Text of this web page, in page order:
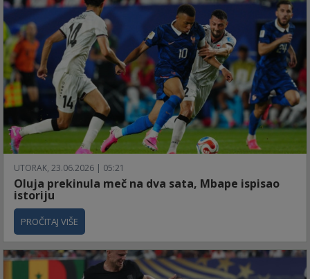
UTORAK, 23.06.2026 | 05:21
Oluja prekinula meč na dva sata, Mbape ispisao
istoriju
PROČITAJ VIŠE